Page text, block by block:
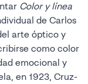
Color y línea
de Carlos
arte óptico y
como color
emocional y
en 1923, Cruz-